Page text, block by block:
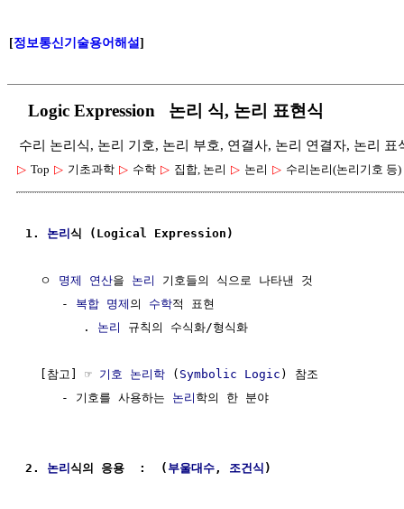
[정보통신기술용어해설]
Logic Expression 논리 식, 논리 표현식
수리 논리식, 논리 기호, 논리 부호, 연결사, 논리 연결자, 논리 표
▷ Top ▷ 기초과학 ▷ 수학 ▷ 집합, 논리 ▷ 논리 ▷ 수리논리(논리기호 등)
1. 논리식 (Logical Expression)
  ㅇ
명제 연산을 논리
기호들의 식으로 나타낸 것
     -
복합 명제 의 수학적 표현
        .
논리 규칙의 수식화/형식화
  [참고] ☞
기호 논리학 ( Symbolic Logic ) 참조
     - 기호를 사용하는
논리 학의 한 분야
2. 논리식의 응용  :  ( 부울대수 , 조건식 )